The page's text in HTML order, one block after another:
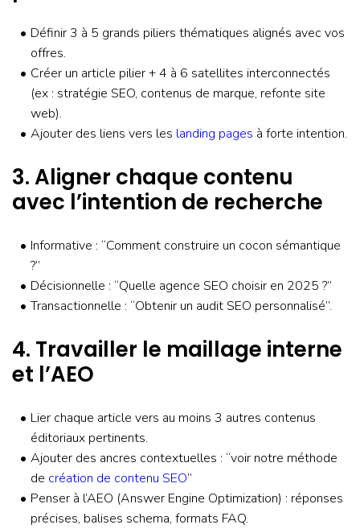
Définir 3 à 5 grands piliers thématiques alignés avec vos
offres.
Créer un article pilier + 4 à 6 satellites interconnectés
(ex : stratégie SEO, contenus de marque, refonte site
web).
Ajouter des liens vers les landing pages à forte intention.
3. Aligner chaque contenu
avec l’intention de recherche
Informative : “Comment construire un cocon sémantique
?”
Décisionnelle : “Quelle agence SEO choisir en 2025 ?”
Transactionnelle : “Obtenir un audit SEO personnalisé”.
4. Travailler le maillage interne
et l’AEO
Lier chaque article vers au moins 3 autres contenus
éditoriaux pertinents.
Ajouter des ancres contextuelles : “voir notre méthode
de création de contenu SEO”
Penser à l’AEO (Answer Engine Optimization) : réponses
précises, balises schema, formats FAQ.